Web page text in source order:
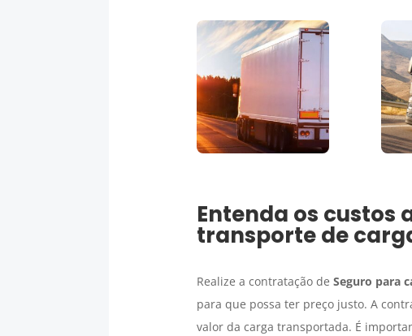
Entenda os
transporte de
Realize a contratação de Seguro para
para que possa ter preço justo. A
valor da carga transportada. É